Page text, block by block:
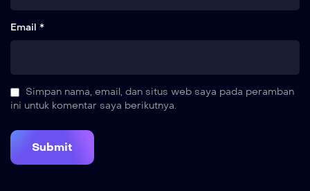
Email *
Simpan nama, email, dan situs web saya pada peramban
ini untuk komentar saya berikutnya.